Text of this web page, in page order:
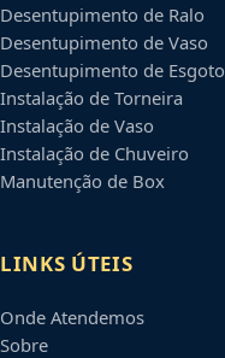
Desentupimento de Ralo
Desentupimento de Vaso
Desentupimento de Esgoto
Instalação de Torneira
Instalação de Vaso
Instalação de Chuveiro
Manutenção de Box
LINKS ÚTEIS
Onde Atendemos
Sobre